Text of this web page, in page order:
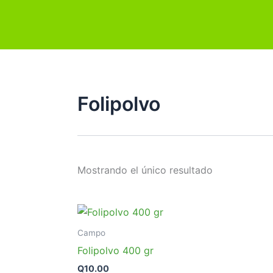
Folipolvo
Mostrando el único resultado
Campo
Folipolvo 400 gr
Q10.00